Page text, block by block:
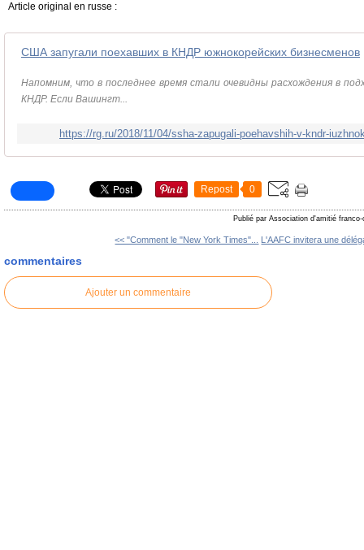
Article original en russe :
США запугали поехавших в КНДР южнокорейских бизнесменов
Напомним, что в последнее время стали очевидны расхождения в
КНДР. Если Вашингт...
https://rg.ru/2018/11/04/ssha-zapugali-poehavshih-v-kndr-
Repost 0
Publié par Association d'amitié franco-
<< "Comment le "New York Times"... L'AAFC invitera une
commentaires
Ajouter un commentaire